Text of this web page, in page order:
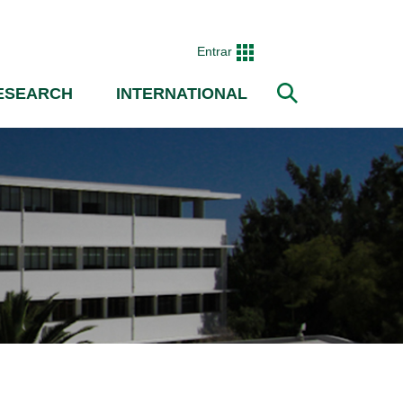
Entrar
INTERNATIONAL